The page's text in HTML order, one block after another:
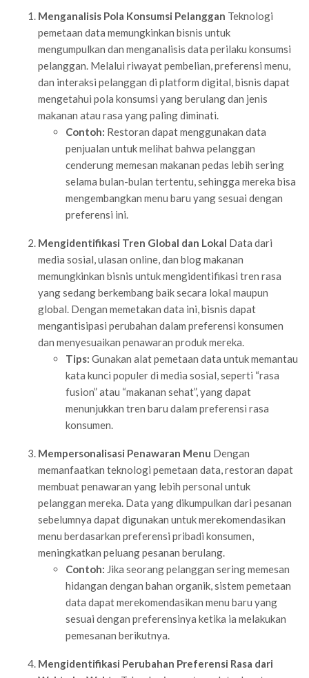
Menganalisis Pola Konsumsi Pelanggan Teknologi
pemetaan data memungkinkan bisnis untuk
mengumpulkan dan menganalisis data perilaku konsumsi
pelanggan. Melalui riwayat pembelian, preferensi menu,
dan interaksi pelanggan di platform digital, bisnis dapat
mengetahui pola konsumsi yang berulang dan jenis
makanan atau rasa yang paling diminati.
Contoh: Restoran dapat menggunakan data
penjualan untuk melihat bahwa pelanggan
cenderung memesan makanan pedas lebih sering
selama bulan-bulan tertentu, sehingga mereka bisa
mengembangkan menu baru yang sesuai dengan
preferensi ini.
Mengidentifikasi Tren Global dan Lokal Data dari
media sosial, ulasan online, dan blog makanan
memungkinkan bisnis untuk mengidentifikasi tren rasa
yang sedang berkembang baik secara lokal maupun
global. Dengan memetakan data ini, bisnis dapat
mengantisipasi perubahan dalam preferensi konsumen
dan menyesuaikan penawaran produk mereka.
Tips: Gunakan alat pemetaan data untuk memantau
kata kunci populer di media sosial, seperti “rasa
fusion” atau “makanan sehat”, yang dapat
menunjukkan tren baru dalam preferensi rasa
konsumen.
Mempersonalisasi Penawaran Menu Dengan
memanfaatkan teknologi pemetaan data, restoran dapat
membuat penawaran yang lebih personal untuk
pelanggan mereka. Data yang dikumpulkan dari pesanan
sebelumnya dapat digunakan untuk merekomendasikan
menu berdasarkan preferensi pribadi konsumen,
meningkatkan peluang pesanan berulang.
Contoh: Jika seorang pelanggan sering memesan
hidangan dengan bahan organik, sistem pemetaan
data dapat merekomendasikan menu baru yang
sesuai dengan preferensinya ketika ia melakukan
pemesanan berikutnya.
Mengidentifikasi Perubahan Preferensi Rasa dari